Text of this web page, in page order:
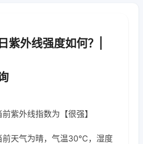
紫外线强度如何？|
紫外线指数为【很强】
前天气为晴，气温30℃，湿度